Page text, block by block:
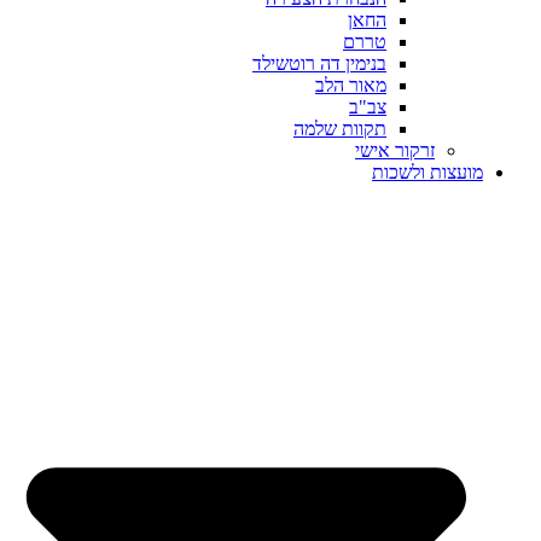
החאן
טררם
בנימין דה רוטשילד
מאור הלב
צב"ב
תקוות שלמה
זרקור אישי
מועצות ולשכות